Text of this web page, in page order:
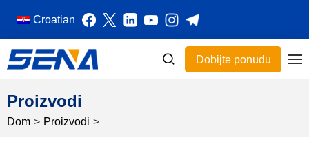
Croatian
Dobijte ponudu
Proizvodi
Dom > Proizvodi >